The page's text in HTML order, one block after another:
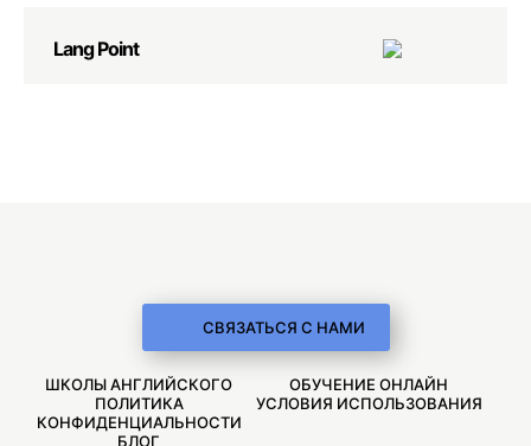
Lang Point
СВЯЗАТЬСЯ С НАМИ
ШКОЛЫ АНГЛИЙСКОГО
ОБУЧЕНИЕ ОНЛАЙН
ПОЛИТИКА
КОНФИДЕНЦИАЛЬНОСТИ
УСЛОВИЯ ИСПОЛЬЗОВАНИЯ
БЛОГ